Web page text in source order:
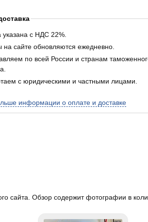
указана с НДС 22%.
на сайте обновляются ежедневно.
по всей России и странам
с юридическими и частными лицами.
информации о оплате и доставке
сайта. Обзор содержит фотографии в